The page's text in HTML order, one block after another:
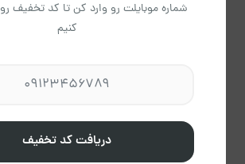
امتیاز و دیدگاه‌ها کاربران(3دیدگاه‌ها)
امتیاز اقامتگاه
شماره موبایلت رو وارد کن تا کد تخفیف
کنیم
دریافت کد تخفیف